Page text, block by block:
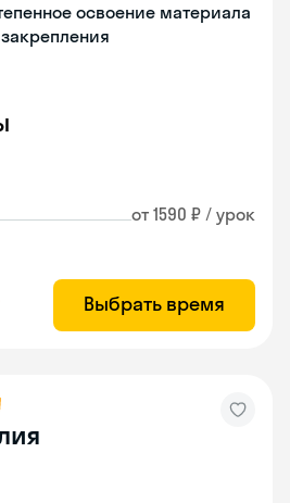
освоение материала
от 1590 ₽ / урок
Выбрать время